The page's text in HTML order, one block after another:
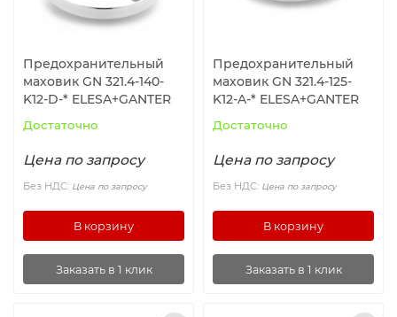
Предохранительный
маховик GN 321.4-140-
K12-D-* ELESA+GANTER
Достаточно
Цена по запросу
Без НДС: Цена по запросу
В корзину
Заказать в 1 клик
Предохранительный
маховик GN 321.4-125-
K12-A-* ELESA+GANTER
Достаточно
Цена по запросу
Без НДС: Цена по запросу
В корзину
Заказать в 1 клик